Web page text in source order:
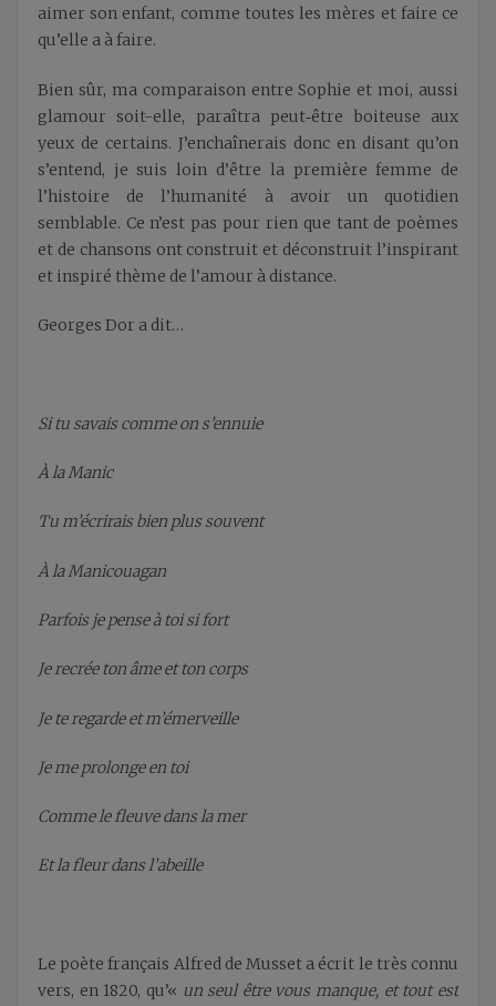
aimer son enfant, comme toutes les mères et faire ce
qu’elle a à faire.
Bien sûr, ma comparaison entre Sophie et moi, aussi
glamour soit-elle, paraîtra peut‑être boiteuse aux
yeux de certains. J’enchaînerais donc en disant qu’on
s’entend, je suis loin d’être la première femme de
l’histoire de l’humanité à avoir un quotidien
semblable. Ce n’est pas pour rien que tant de poèmes
et de chansons ont construit et déconstruit l’inspirant
et inspiré thème de l’amour à distance.
Georges Dor a dit…
Si tu savais comme on s’ennuie
À la Manic
Tu m’écrirais bien plus souvent
À la Manicouagan
Parfois je pense à toi si fort
Je recrée ton âme et ton corps
Je te regarde et m’émerveille
Je me prolonge en toi
Comme le fleuve dans la mer
Et la fleur dans l’abeille
Le poète français Alfred de Musset a écrit le très connu
vers, en 1820, qu’« un seul être vous manque, et tout est